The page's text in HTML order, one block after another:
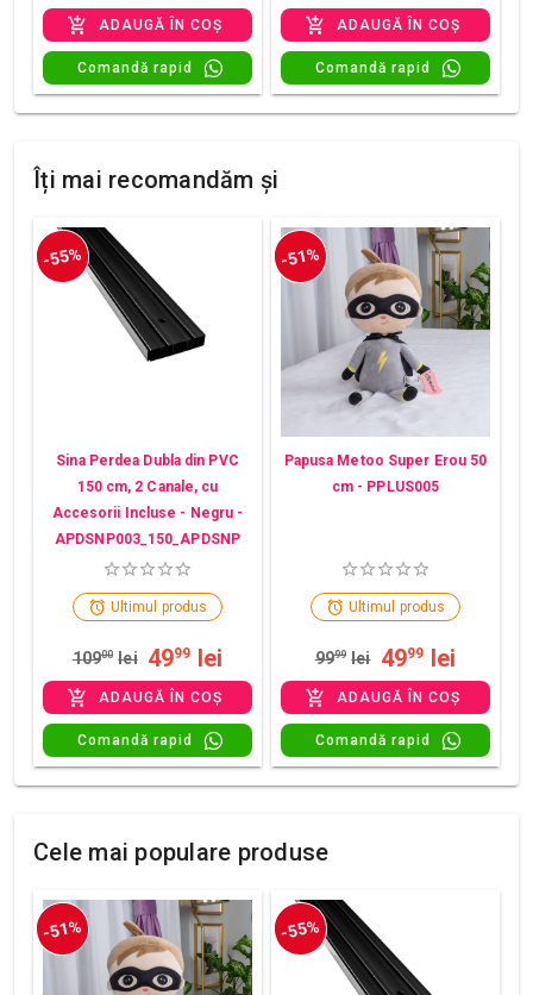
ADAUGĂ ÎN COȘ
Comandă rapid
ADAUGĂ ÎN COȘ
Comandă rapid
Îți mai recomandăm și
-55%
Sina Perdea Dubla din PVC
150 cm, 2 Canale, cu
Accesorii Incluse - Negru -
APDSNP003_150_APDSNP
Ultimul produs
10900 lei 4999 lei
ADAUGĂ ÎN COȘ
Comandă rapid
-51%
Papusa Metoo Super Erou 50
cm - PPLUS005
Ultimul produs
9999 lei 4999 lei
ADAUGĂ ÎN COȘ
Comandă rapid
Cele mai populare produse
-51% -55%